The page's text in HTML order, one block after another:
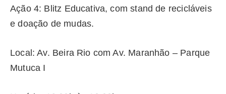
Ação 4: Blitz Educativa, com stand de recicláveis
e doação de mudas.
Local: Av. Beira Rio com Av. Maranhão – Parque
Mutuca I